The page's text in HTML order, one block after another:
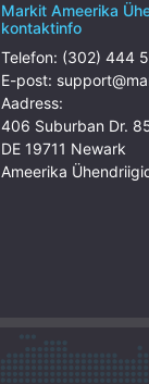
Markit Ameerika
kontaktinfo
Telefon: (302) 444
E-post:
Aadress:
406 Suburban Dr.
DE 19711 Newark
Ameerika